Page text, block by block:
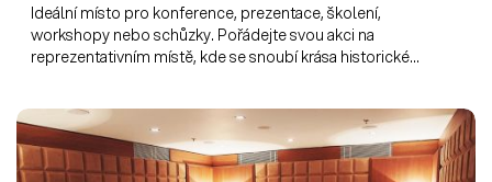
Ideální místo pro konference, prezentace, školení,
workshopy nebo schůzky. Pořádejte svou akci na
reprezentativním místě, kde se snoubí krása historické